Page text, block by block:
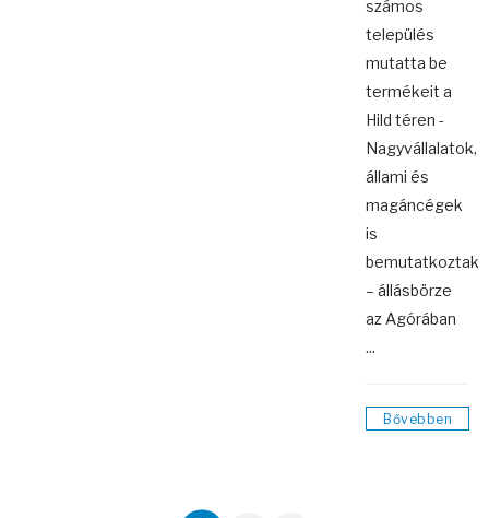
számos
település
mutatta be
termékeit a
Hild téren -
Nagyvállalatok,
állami és
magáncégek
is
bemutatkoztak
– állásbörze
az Agórában
...
Bővebben